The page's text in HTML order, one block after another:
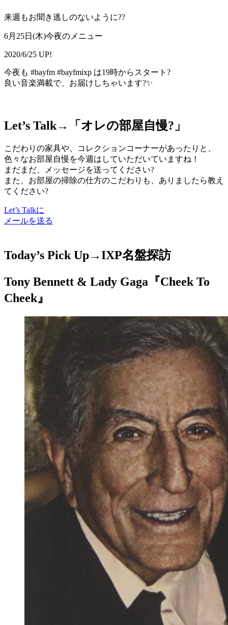
来週もお聞き逃しのないように??
6月25日(木)今夜のメニュー
2020/6/25 UP!
今夜も #bayfm #bayfmixp は19時からスタート?
良い音楽満載で、お届けしちゃいます?✨
Let’s Talk→「 オレの部屋自慢? 」
こだわりの家具や、コレクションコーナーがあったりと、
色々なお部屋自慢を今週はしていただいていますね！
まだまだ、メッセージを送ってください?
また、お部屋の掃除の仕方のこだわりも、ありましたら教え
てください?
Let’s Talkに
メールを送る
Today’s Pick Up→IXP名盤探訪
Tony Bennett & Lady Gaga『Cheek To
Cheek』